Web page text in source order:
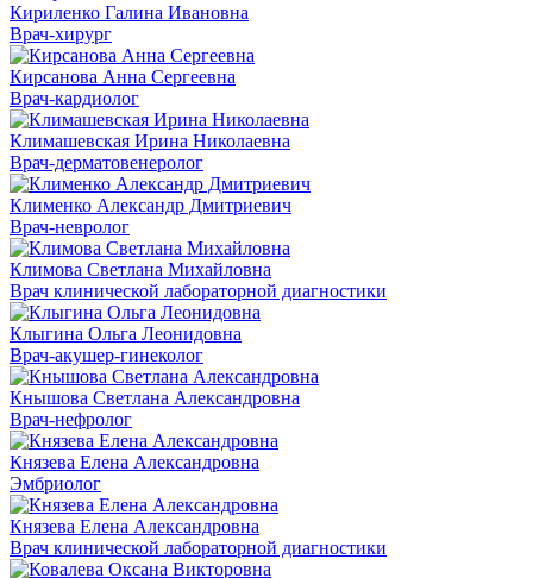
Кириленко Галина Ивановна
Врач-хирург
Кирсанова Анна Сергеевна
Врач-кардиолог
Климашевская Ирина Николаевна
Врач-дерматовенеролог
Клименко Александр Дмитриевич
Врач-невролог
Климова Светлана Михайловна
Врач клинической лабораторной диагностики
Клыгина Ольга Леонидовна
Врач-акушер-гинеколог
Кнышова Светлана Александровна
Врач-нефролог
Князева Елена Александровна
Эмбриолог
Князева Елена Александровна
Врач клинической лабораторной диагностики